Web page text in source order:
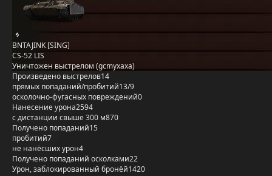
BNTAJINK [SING]
CS-52 LIS
Уничтожен выстрелом (gcmyxaxa)
Произведено выстрелов14
прямых попаданий/пробитий13/9
осколочно-фугасных повреждений0
Нанесение урона2594
с дистанции свыше 300 м870
Получено попаданий15
пробитий7
не нанёсших урон4
Получено попаданий осколками22
Урон, заблокированный бронёй1420